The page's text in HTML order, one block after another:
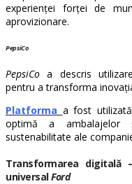
experienței forței de
aprovizionare.
PepsiCo
PepsiCo a descris
pentru a transforma
Platforma a fost
optimă a
sustenabilitate ale
Transformarea digitală
universalFord